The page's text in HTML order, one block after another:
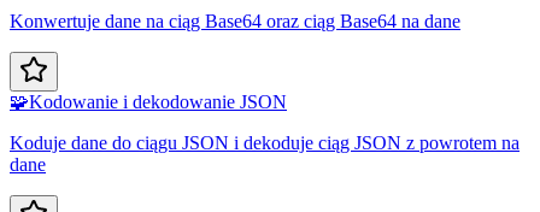
Konwertuje dane na ciąg Base64 oraz ciąg Base64 na dane
🧩Kodowanie i dekodowanie JSON
Koduje dane do ciągu JSON i dekoduje ciąg JSON z powrotem na
dane